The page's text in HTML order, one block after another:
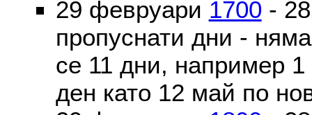
29 февруари 1700 -
пропуснати дни -
се 11 дни, например
ден като 12 май по